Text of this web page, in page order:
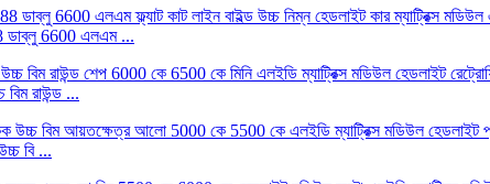
ডাব্লু 6600 এলএম ...
রাউন্ড ...
বি ...